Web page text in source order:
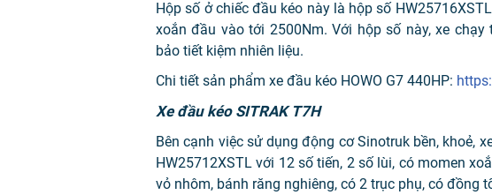
Hộp số ở chiếc đầu kéo này là hộp số
xoắn đầu vào tới 2500Nm. Với hộp số này, xe
bảo tiết kiệm nhiên liệu.
Chi tiết sản phẩm xe đầu kéo HOWO G7 440HP:
Xe đầu kéo SITRAK T7H
Bên cạnh việc sử dụng động cơ Sinotruk bền, khoẻ,
HW25712XSTL với 12 số tiến, 2 số lùi, có momen
vỏ nhôm, bánh răng nghiêng, có 2 trục phụ, có đồng